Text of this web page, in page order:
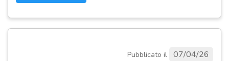
Pubblicato il 07/04/26